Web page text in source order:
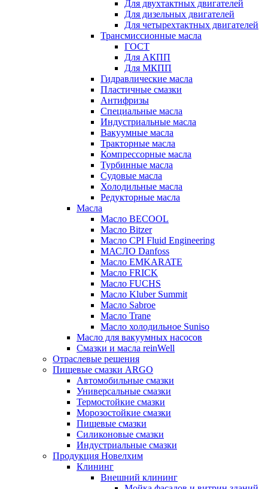
Для двухтактных двигателей
Для дизельных двигателей
Для четырехтактных двигателей
Трансмиссионные масла
ГОСТ
Для АКПП
Для МКПП
Гидравлические масла
Пластичные смазки
Антифризы
Специальные масла
Индустриальные масла
Вакуумные масла
Тракторные масла
Компрессорные масла
Турбинные масла
Судовые масла
Холодильные масла
Редукторные масла
Масла
Масло BECOOL
Масло Bitzer
Масло CPI Fluid Engineering
МАСЛО Danfoss
Масло EMKARATE
Масло FRICK
Масло FUCHS
Масло Kluber Summit
Масло Sabroe
Масло Trane
Масло холодильное Suniso
Масло для вакуумных насосов
Смазки и масла reinWell
Отраслевые решения
Пищевые смазки ARGO
Автомобильные смазки
Универсальные смазки
Термостойкие смазки
Морозостойкие смазки
Пищевые смазки
Силиконовые смазки
Индустриальные смазки
Продукция Новелхим
Клининг
Внешний клининг